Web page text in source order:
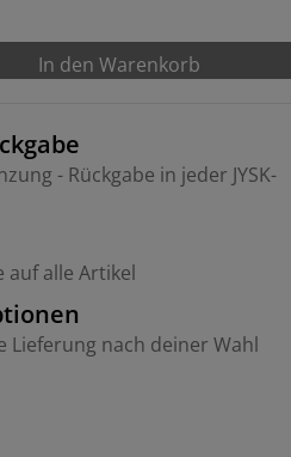
In den Warenkorb
- Rückgabe in jeder JYSK-
auf alle Artikel
Lieferung nach deiner Wahl